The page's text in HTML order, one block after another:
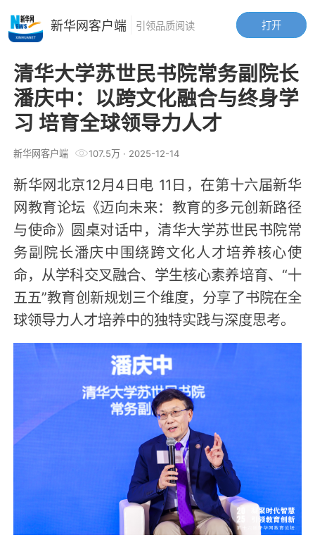
清华大学苏世民书院常务副院长
潘庆中：以跨文化融合与终身学
习 培育全球领导力人才
新华网客户端 107.5万· 2025-12-14
新华网北京12月4日电 11日，在第十六届新华
网教育论坛《迈向未来：教育的多元创新路径
与使命》圆桌对话中，清华大学苏世民书院常
务副院长潘庆中围绕跨文化人才培养核心使
命，从学科交叉融合、学生核心素养培育、“十
五五”教育创新规划三个维度，分享了书院在全
球领导力人才培养中的独特实践与深度思考。
打开
新华网客户端 引领品质阅读